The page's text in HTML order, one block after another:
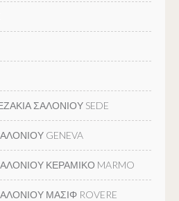
ΣΑΛΟΝΙΟΥ SEDE
GENEVA
ΚΕΡΑΜΙΚΟ MARMO
ΜΑΣΙΦ ROVERE